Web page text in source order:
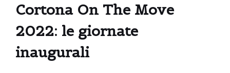
Cortona On The Move
2022: le giornate
inaugurali